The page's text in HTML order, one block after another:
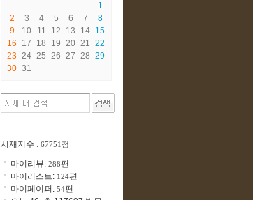
1
2
3 4 5 6 7
8
9
10 11 12 13 14 15
16
17 18 19 20 21 22
23 24 25 26 27 28 29
30 31
서재지수 : 67751점
마이리뷰: 288편
마이리스트: 124편
마이페이퍼: 54편